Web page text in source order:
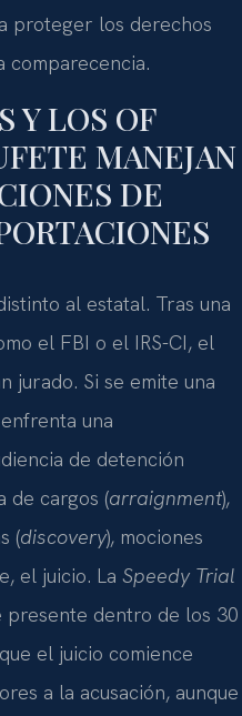
proteger los derechos
comparecencia.
Y LOS OF
MANEJAN
DE
al estatal. Tras una
el FBI o el IRS-CI, el
jurado. Si se emite una
una
de detención
de cargos (arraignment),
(discovery), mociones
el juicio. La Speedy Trial
presente dentro de los 30
el juicio comience
a la acusación, aunque